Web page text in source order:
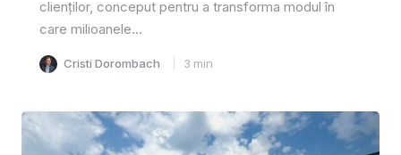
clienților, conceput pentru a transforma modul în
care milioanele...
Cristi Dorombach 3 min